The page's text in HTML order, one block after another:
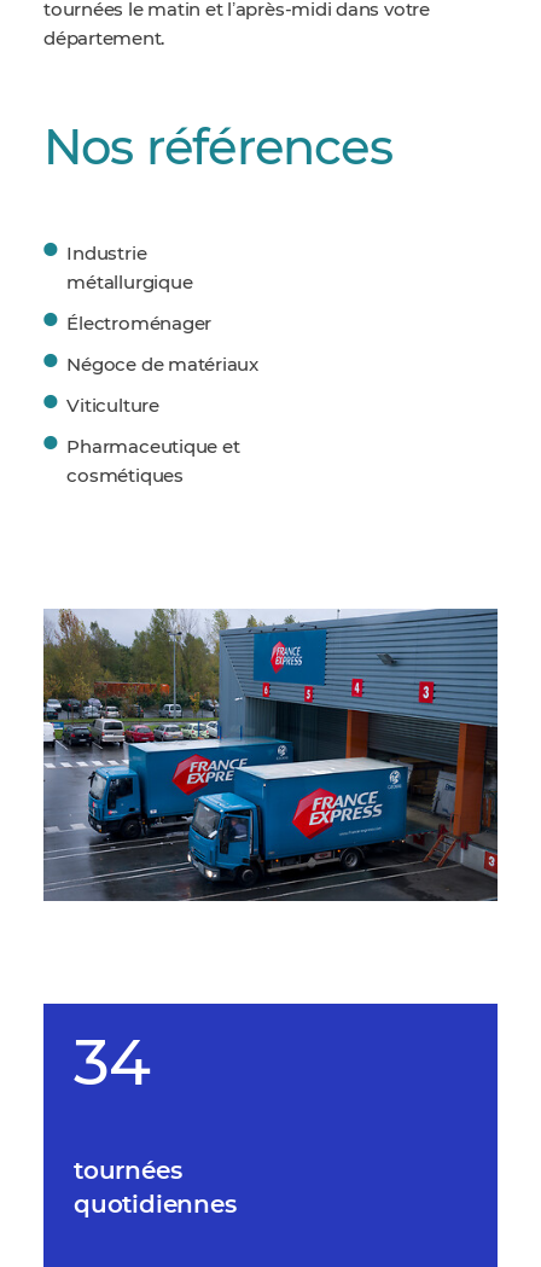
tournées le matin et lʼaprès-midi dans votre
département.
Nos références
Industrie
métallurgique
Électroménager
Négoce de matériaux
Viticulture
Pharmaceutique et
cosmétiques
34
tournées
quotidiennes